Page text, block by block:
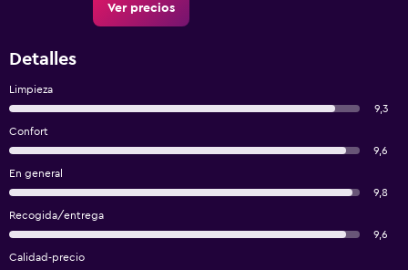
Ver precios
Detalles
Limpieza
9,3
Confort
9,6
En general
9,8
Recogida/entrega
9,6
Calidad-precio